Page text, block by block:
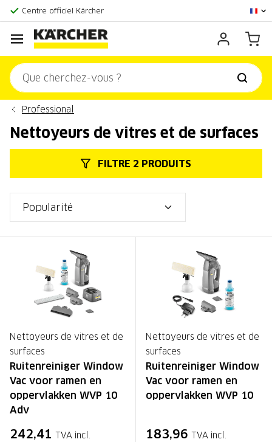
Centre officiel Kärcher
Score client:9,3/10
Professional
Nettoyeurs de vitres et de surfaces
FILTRE 2 PRODUITS
Nettoyeurs de vitres et de
surfaces
Ruitenreiniger Window
Vac voor ramen en
oppervlakken WVP 10
Adv
242,41 TVA incl.
Nettoyeurs de vitres et de
surfaces
Ruitenreiniger Window
Vac voor ramen en
oppervlakken WVP 10
183,96 TVA incl.